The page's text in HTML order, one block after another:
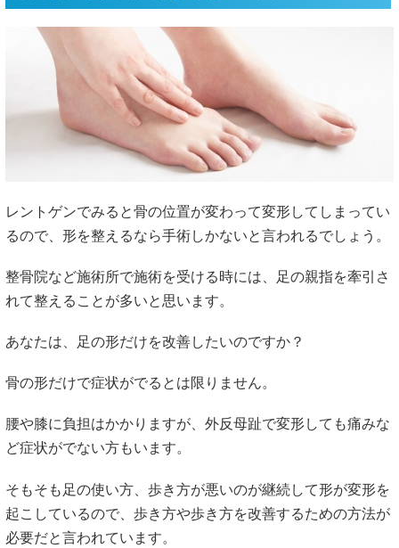
レントゲンでみると骨の位置が変わって変形してしまってい
るので、形を整えるなら手術しかないと言われるでしょう。
整骨院など施術所で施術を受ける時には、足の親指を牽引さ
れて整えることが多いと思います。
あなたは、足の形だけを改善したいのですか？
骨の形だけで症状がでるとは限りません。
腰や膝に負担はかかりますが、外反母趾で変形しても痛みな
ど症状がでない方もいます。
そもそも足の使い方、歩き方が悪いのが継続して形が変形を
起こしているので、歩き方や歩き方を改善するための方法が
必要だと言われています。